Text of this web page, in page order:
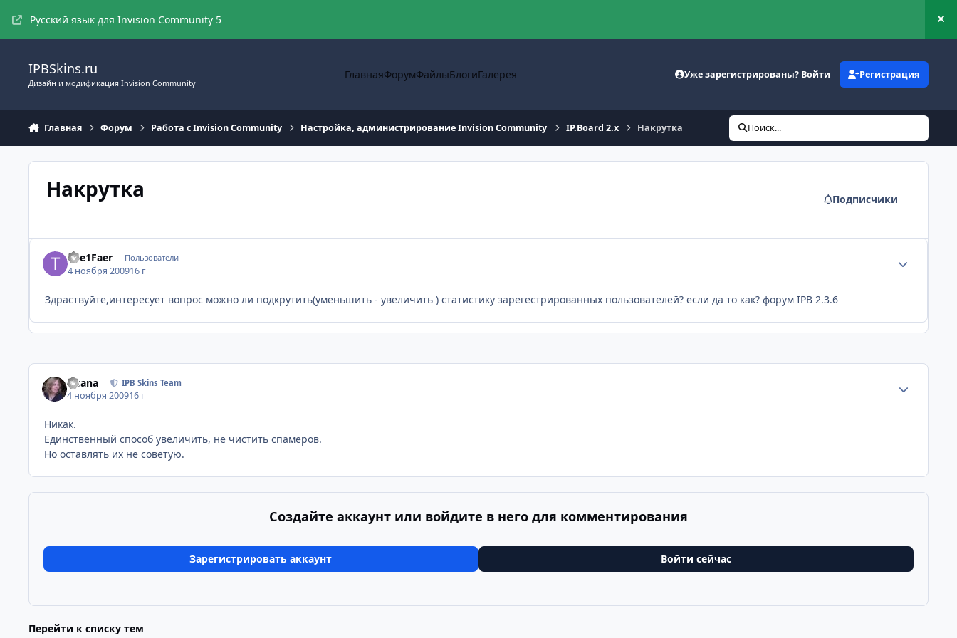
Русский язык для Invision Community 5
IPBSkins.ru
Дизайн и модификация Invision Community
ГлавнаяФорумФайлыБлогиГалерея Уже зарегистрированы? Войти Регистрация
Главная Форум Работа с Invision Community Настройка, администрирование Invision Community IP.Board 2.x Накрутка Поиск...
Накрутка Подписчики
The1Faer Пользователи
4 ноября 200916 г
Здраствуйте,интересует вопрос можно ли подкрутить(уменьшить - увеличить ) статистику зарегестрированных пользователей? если да то как? форум IPB 2.3.6
Fisana IPB Skins Team
4 ноября 200916 г
Никак.
Единственный способ увеличить, не чистить спамеров.
Но оставлять их не советую.
Создайте аккаунт или войдите в него для комментирования
Зарегистрировать аккаунт Войти сейчас
Перейти к списку тем